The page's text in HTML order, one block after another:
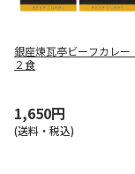
銀座煉瓦亭ビーフカレー
２食
1,650円
(送料・税込)